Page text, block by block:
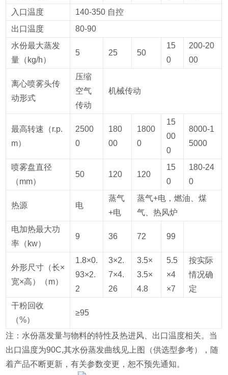
入口温度
140-350 自控
出口温度
80-90
水份最大蒸发
量（kg/h）
5 25 50
15
0
200-20
00
离心喷雾头传
动形式
压缩
空气
传动
机械传动
最高转速（r.p.
m）
2500
0
180
00
1800
0
15
00
0
8000-1
5000
喷雾盘直径
（mm）
50 120 120
15
0
180-24
0
热源 电
蒸气
+电
蒸气+电，燃油、煤
气、热风炉
电加热最大功
率（kw）
9 36 72 99
外形尺寸（长×
宽×高）（m）
1.8×0.
93×2.
2
3×2.
7×4.
26
3.5×
3.5×
4.8
5.5
×4
×7
按实际
情况确
定
干粉回收
（%）
≥95
注：水份蒸发量与物料的特性及热进风、出口温度相关。当
出口温度为90C,其水份蒸发曲线见上图（供选型参考），随
着产品不断更新，有关参数变更，恕不预先通知。